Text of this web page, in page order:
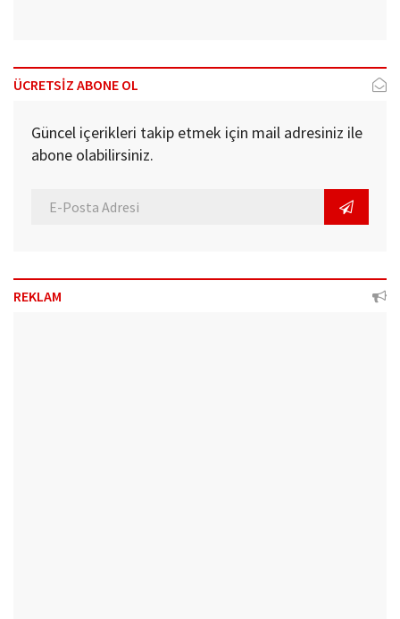
ÜCRETSİZ ABONE OL
Güncel içerikleri takip etmek için mail adresiniz ile
abone olabilirsiniz.
REKLAM